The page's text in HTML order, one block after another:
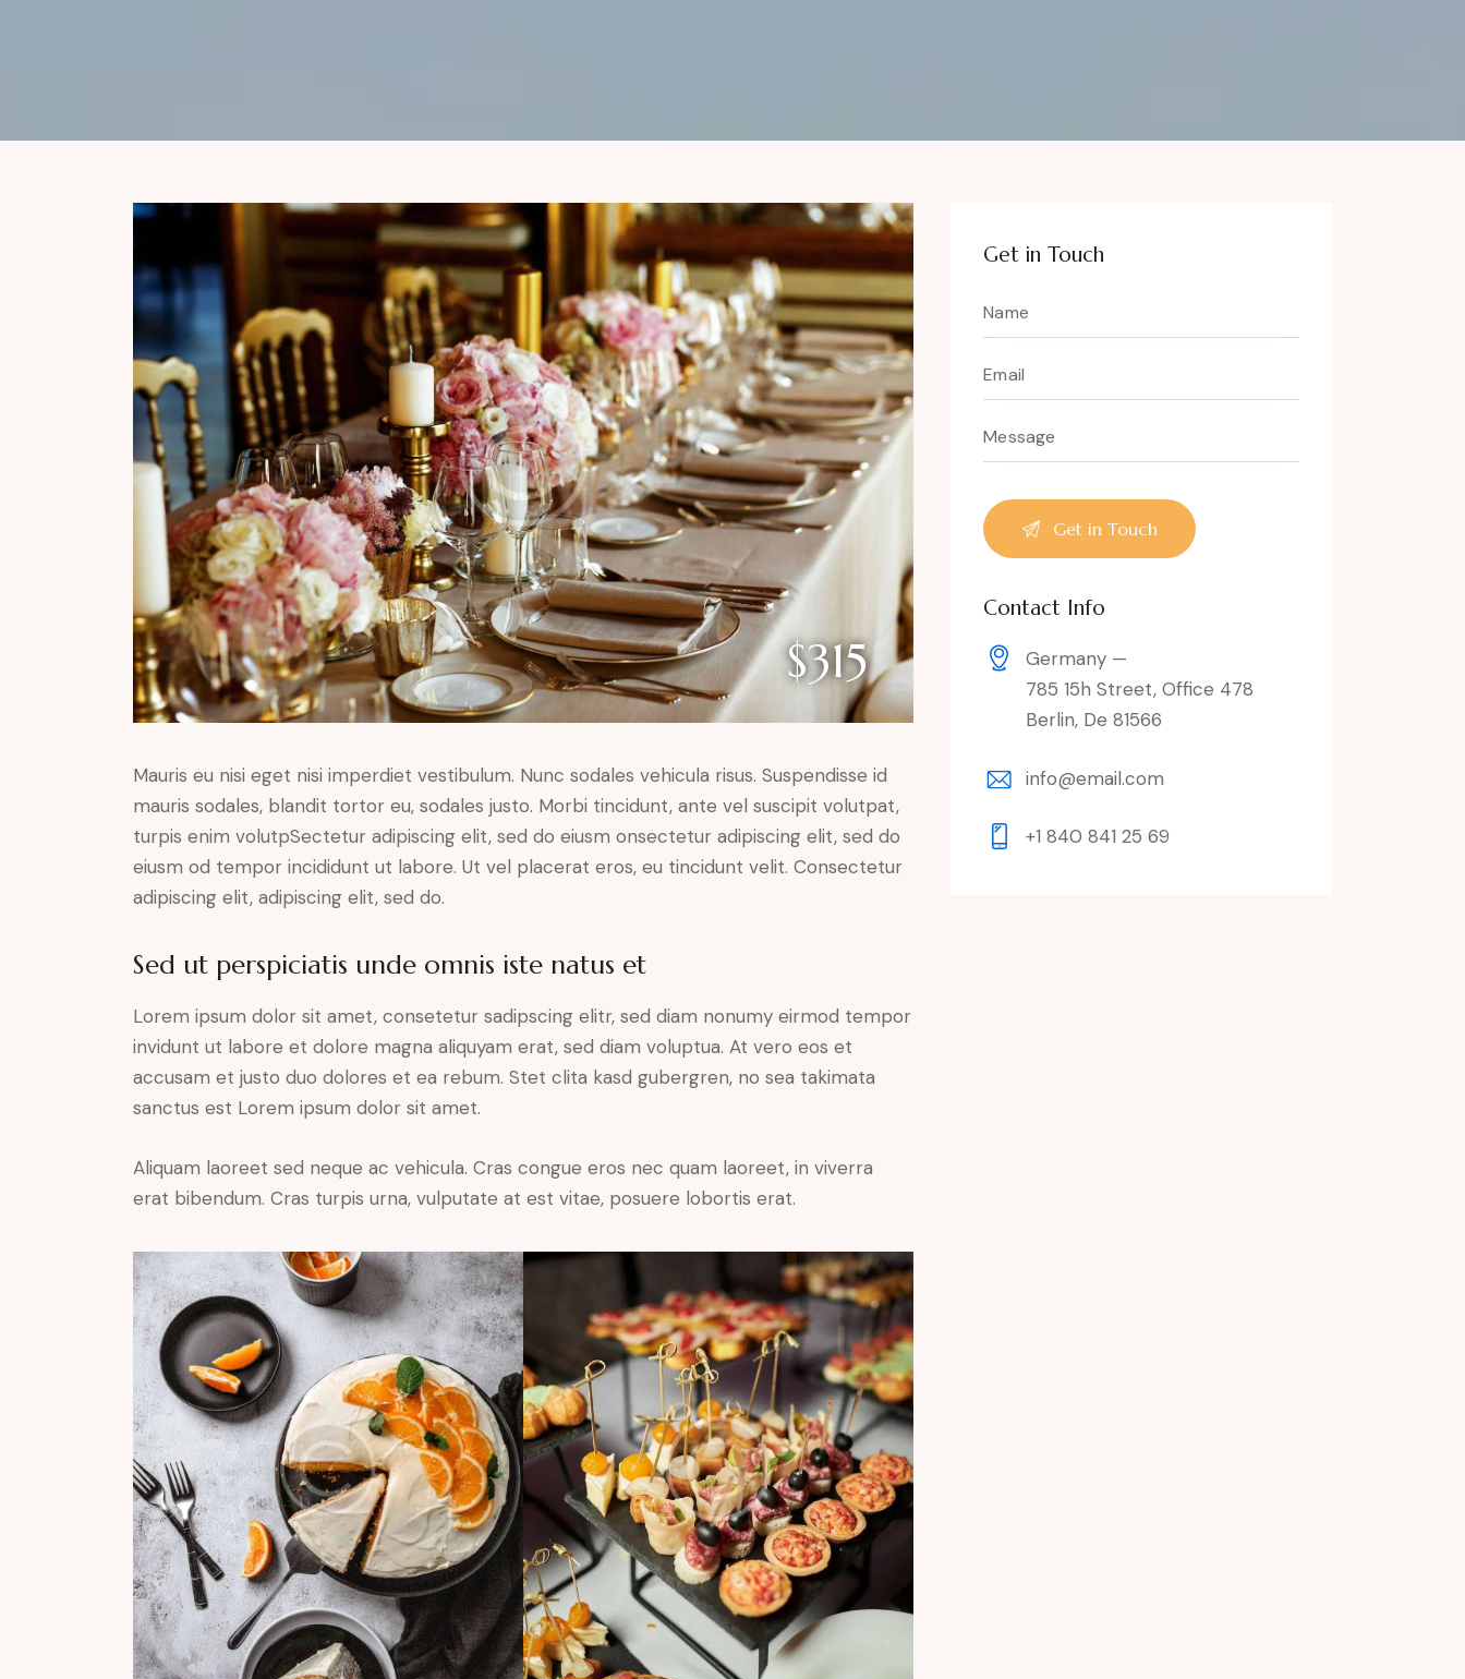
$315
Mauris eu nisi eget nisi imperdiet vestibulum. Nunc sodales vehicula risus. Suspendisse id
mauris sodales, blandit tortor eu, sodales justo. Morbi tincidunt, ante vel suscipit volutpat,
turpis enim volutpSectetur adipiscing elit, sed do eiusm onsectetur adipiscing elit, sed do
eiusm od tempor incididunt ut labore. Ut vel placerat eros, eu tincidunt velit. Consectetur
adipiscing elit, adipiscing elit, sed do.
Sed ut perspiciatis unde omnis iste natus et
Lorem ipsum dolor sit amet, consetetur sadipscing elitr, sed diam nonumy eirmod tempor
invidunt ut labore et dolore magna aliquyam erat, sed diam voluptua. At vero eos et
accusam et justo duo dolores et ea rebum. Stet clita kasd gubergren, no sea takimata
sanctus est Lorem ipsum dolor sit amet.
Aliquam laoreet sed neque ac vehicula. Cras congue eros nec quam laoreet, in viverra
erat bibendum. Cras turpis urna, vulputate at est vitae, posuere lobortis erat.
Get in Touch
Contact Info
Germany —
785 15h Street, Office 478
Berlin, De 81566
info@email.com
+1 840 841 25 69